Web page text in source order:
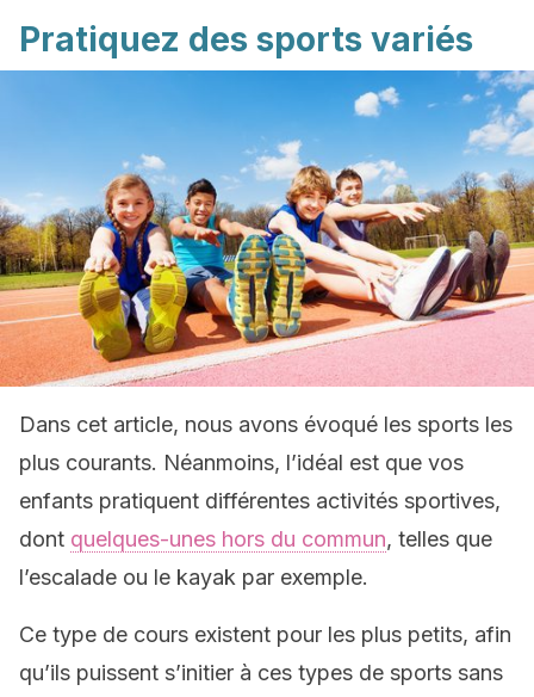
Pratiquez des sports variés
Dans cet article, nous avons évoqué les sports les
plus courants. Néanmoins, l’idéal est que vos
enfants pratiquent différentes activités sportives,
dont quelques-unes hors du commun, telles que
l’escalade ou le kayak par exemple.
Ce type de cours existent pour les plus petits, afin
qu’ils puissent s’initier à ces types de sports sans